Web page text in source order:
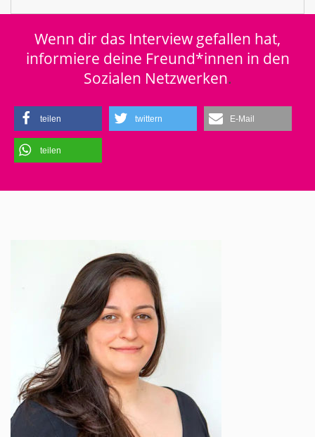
Wenn dir das Interview gefallen hat,
informiere deine Freund*innen in den
Sozialen Netzwerken.
teilen twittern E-Mail
teilen